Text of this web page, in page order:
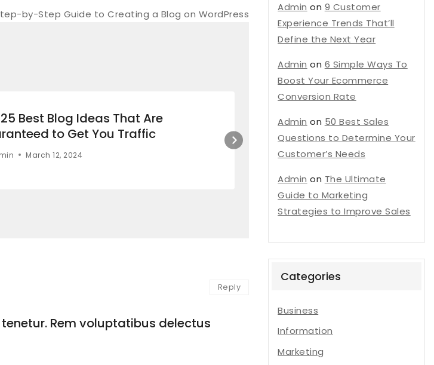
by-Step Guide to Creating a Blog on WordPress
Best Blog Ideas That Are
to Get You Traffic
March 12, 2024
How to Build a Detailed
That Stands Out
Byadmin March 7, 2024
Rem voluptatibus delectus
Reply
Admin on 9 Customer
Experience Trends That’ll
Define the Next Year
Admin on 6 Simple Ways To
Boost Your Ecommerce
Conversion Rate
Admin on 50 Best Sales
Questions to Determine Your
Customer’s Needs
Admin on The Ultimate
Guide to Marketing
Strategies to Improve Sales
Categories
Business
Information
Marketing